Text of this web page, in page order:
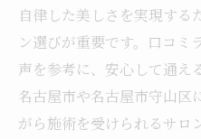
自律した美しさを実現する
ン選びが重要です。口コミ
声を参考に、安心して通え
名古屋市や名古屋市守山区
がら施術を受けられるサロ